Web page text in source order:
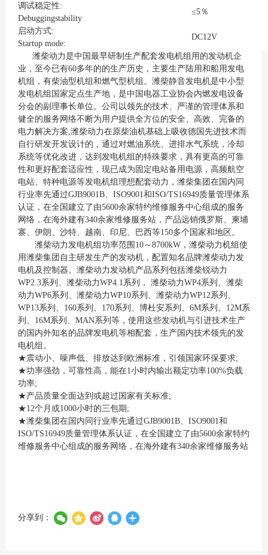
调试稳定性:
Debuggingstability
≤5％
启动方式:
Startup mode:
DC12V
潍柴动力是中国最早研制生产配套发电机组用的发动机企
业，至今已有60多年的的生产历史，主要生产陆用和船用发电
机组，有柴油型机组和燃气型机组。潍柴静音发电机是中小型
发电机组国家定点生产地，是中国电器工业协会内燃发电设备
分会的副理事长单位。公司以领先的技术、严谨的管理体系和
健全的服务网络不断为用户提供全方位的安全、高效、完备的
电力解决方案,潍柴动力在原柴油机基础上吸收德国先进技术而
自行研发开发设计的，通过对燃油系统、进排水气系统，冷却
系统等优化改进，达到发电机组的特殊要求，具有更高的可靠
性和更好配套适应性，现已成为固定电站备用电源，高频航空
电站、特种电源等发电机组理想配套动力，潍柴集团在国内同
行业率先通过GJB9001B、ISO9001和ISO/TS16949质量管理体系
认证，在全国建立了由5600余家特约维修服务中心组成的服务
网络，在海外建有340余家维修服务站，产品远销俄罗斯、柬埔
寨、伊朗、沙特、越南、印尼、巴西等150多个国家和地区。
潍柴动力发电机组功率范围10～8700kW，潍柴动力机组使
用潍柴集团自主研发生产的发动机，配置知名品牌潍柴动力发
电机及控制器。潍柴动力发动机产品系列包括潍柴锐动力
WP2.3系列、潍柴动力WP4.1系列， 潍柴动力WP4系列、潍柴
动力WP6系列、潍柴动力WP10系列、潍柴动力WP12系列、
WP13系列、160系列、170系列、博杜安系列、6M系列、12M系
列、16M系列、MAN系列等，使用这些发动机与引进技术生产
的国内外知名的品牌发电机等相配套，生产国内技术领先的发
电机组。
★震动小、噪声低、排放达到欧洲标准，引领国家环保要求;
★功率强劲，可靠性高，能在1小时内输出额定功率100%负载
功率;
★产品质量全面达到或超过国家有关标准;
★12个月或1000小时的三包期;
★潍柴集团在国内同行业率先通过GJB9001B、ISO9001和
ISO/TS16949质量管理体系认证，在全国建立了由5600余家特约
维修服务中心组成的服务网络，在海外建有340余家维修服务站
分享到：